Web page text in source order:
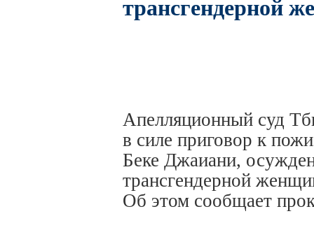
трансгендерной
Апелляционный суд
в силе приговор к
Беке Джаиани,
трансгендерной
Об этом сообщает